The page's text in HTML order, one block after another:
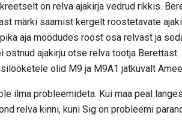
on relva ajakirja vedrud rikkis.
märki saamist kergelt roostetavate
aja möödudes roost osa relvast ja
ostnud ajakirju otse relva tootja
olid M9 ja M9A1 jätkuvalt
ilma probleemideta. Kui maa peal
relva kinni, kuni Sig on probleemi